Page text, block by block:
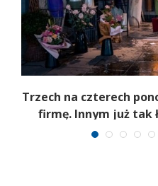
Trzech na czterech
firmę. Innym już tak